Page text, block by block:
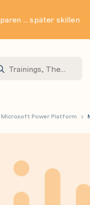
... später skillen
Microsoft Power Platform